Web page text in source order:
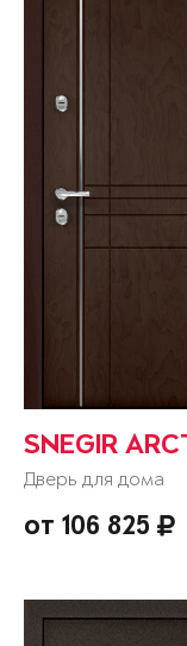
SNEGIR
Дверь для дома
от 106 825